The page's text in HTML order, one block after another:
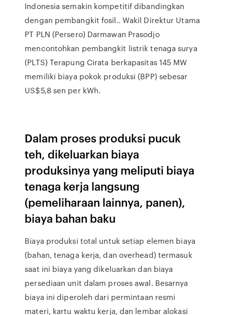
Indonesia semakin kompetitif dibandingkan
dengan pembangkit fosil.. Wakil Direktur Utama
PT PLN (Persero) Darmawan Prasodjo
mencontohkan pembangkit listrik tenaga surya
(PLTS) Terapung Cirata berkapasitas 145 MW
memiliki biaya pokok produksi (BPP) sebesar
US$5,8 sen per kWh.
Dalam proses produksi pucuk
teh, dikeluarkan biaya
produksinya yang meliputi biaya
tenaga kerja langsung
(pemeliharaan lainnya, panen),
biaya bahan baku
Biaya produksi total untuk setiap elemen biaya
(bahan, tenaga kerja, dan overhead) termasuk
saat ini biaya yang dikeluarkan dan biaya
persediaan unit dalam proses awal. Besarnya
biaya ini diperoleh dari permintaan resmi
materi, kartu waktu kerja, dan lembar alokasi